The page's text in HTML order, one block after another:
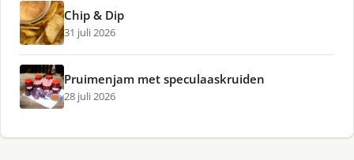
Chip & Dip
31 juli 2026
Pruimenjam met speculaaskruiden
28 juli 2026